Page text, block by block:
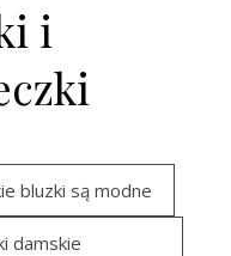
i
bluzki są modne
damskie